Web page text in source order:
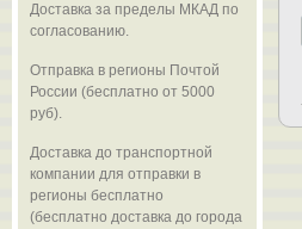
Доставка за пределы МКАД по
согласованию.
Отправка в регионы Почтой
России (бесплатно от 5000
руб).
Доставка до транспортной
компании для отправки в
регионы бесплатно
(бесплатно доставка до города